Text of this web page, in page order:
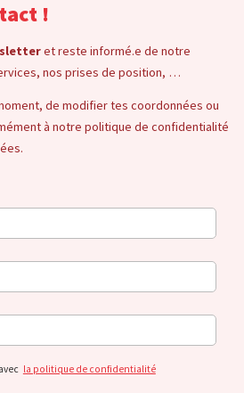
!
et reste informé.e de notre
nos prises de position, …
de modifier tes coordonnées ou
à notre politique de confidentialité
la politique de confidentialité